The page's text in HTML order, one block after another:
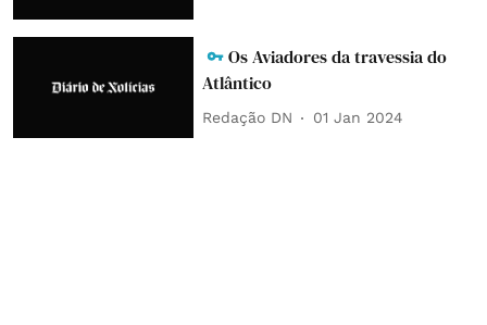
Os Aviadores da travessia do
Atlântico
Redação DN 01 Jan 2024